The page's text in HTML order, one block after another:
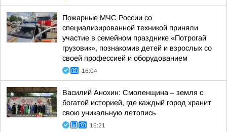
Пожарные МЧС России со
специализированной техникой приняли
участие в семейном празднике «Потрогай
грузовик», познакомив детей и взрослых со
своей профессией и оборудованием
16:04
Василий Анохин: Смоленщина – земля с
богатой историей, где каждый город хранит
свою уникальную летопись
15:21